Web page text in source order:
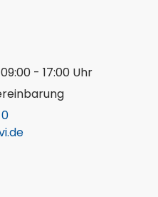
- 17:00 Uhr